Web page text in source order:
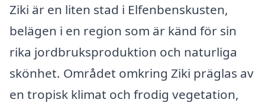
Ziki är en liten stad i Elfenbenskusten,
belägen i en region som är känd för sin
rika jordbruksproduktion och naturliga
skönhet. Området omkring Ziki präglas av
en tropisk klimat och frodig vegetation,